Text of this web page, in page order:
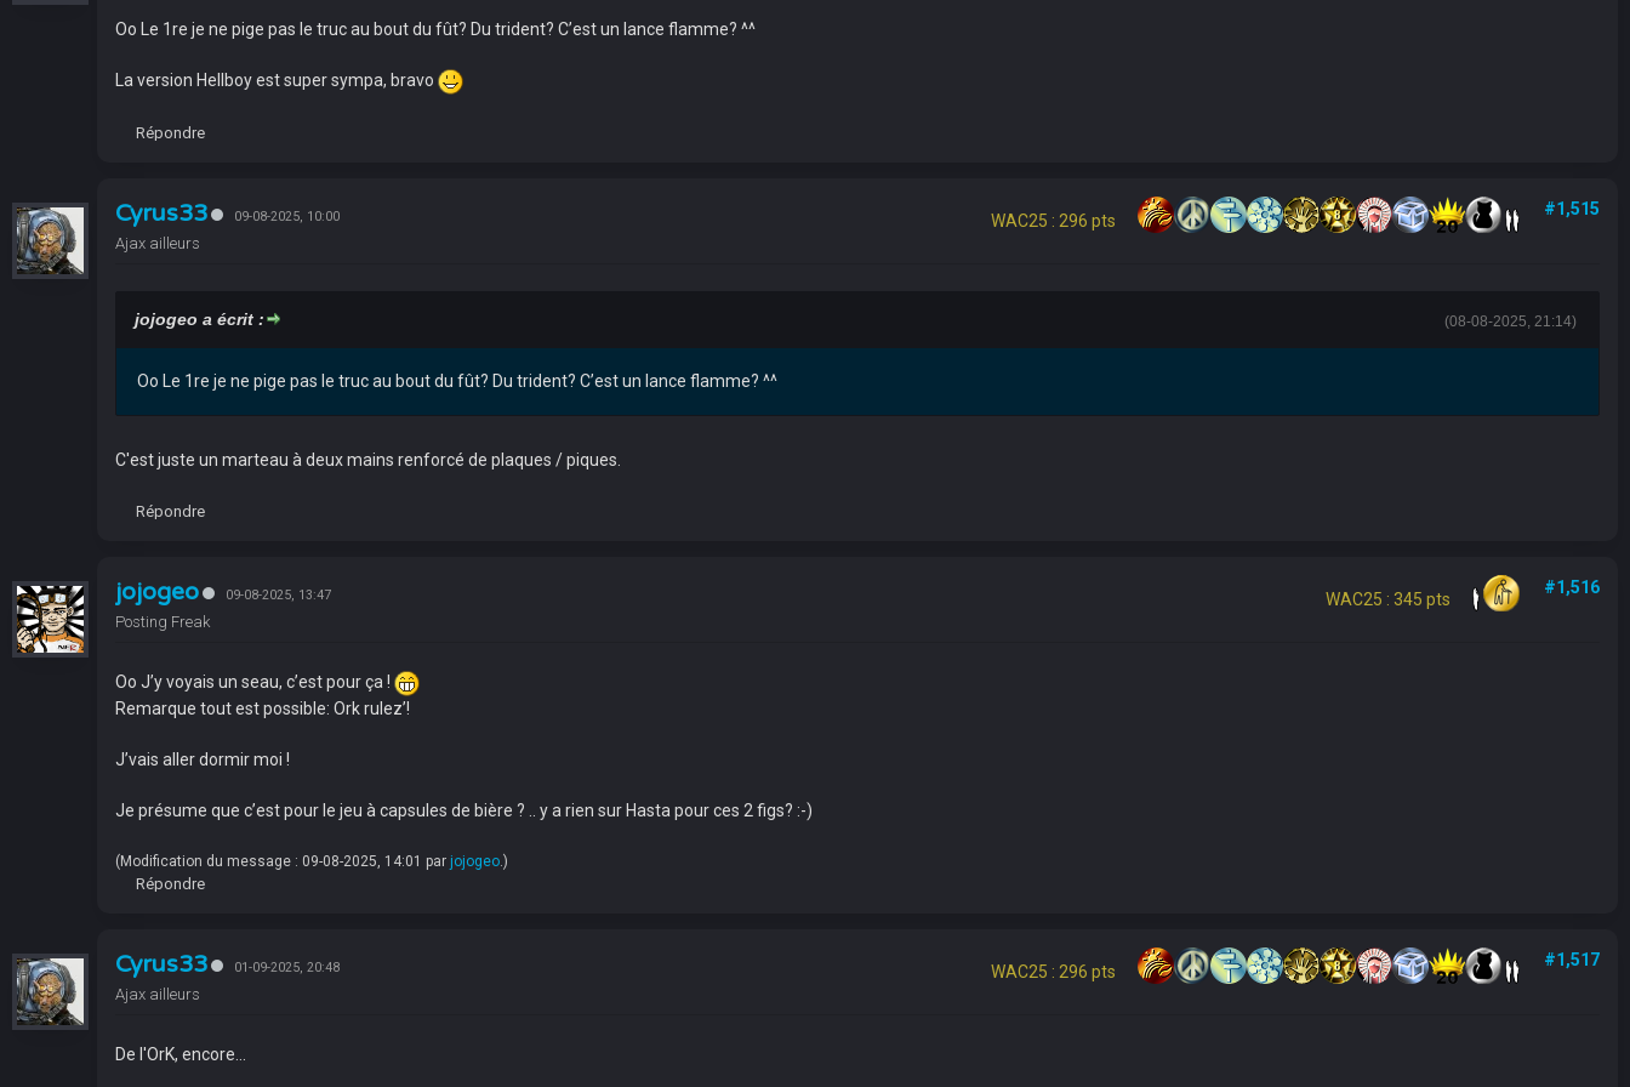
Oo Le 1re je ne pige pas le truc au bout du fût? Du trident? C’est un lance flamme? ^^
La version Hellboy est super sympa, bravo
Répondre
Cyrus33 09-08-2025, 10:00
Ajax ailleurs
WAC25 : 296 pts
#1,515
(08-08-2025, 21:14)
jojogeo a écrit :
Oo Le 1re je ne pige pas le truc au bout du fût? Du trident? C’est un lance flamme? ^^
C'est juste un marteau à deux mains renforcé de plaques / piques.
Répondre
jojogeo 09-08-2025, 13:47
Posting Freak
WAC25 : 345 pts
#1,516
Oo J’y voyais un seau, c’est pour ça !
Remarque tout est possible: Ork rulez’!
J’vais aller dormir moi !
Je présume que c’est pour le jeu à capsules de bière ? .. y a rien sur Hasta pour ces 2 figs? :-)
(Modification du message : 09-08-2025, 14:01 par jojogeo.)
Répondre
Cyrus33 01-09-2025, 20:48
Ajax ailleurs
WAC25 : 296 pts
#1,517
De l'OrK, encore...